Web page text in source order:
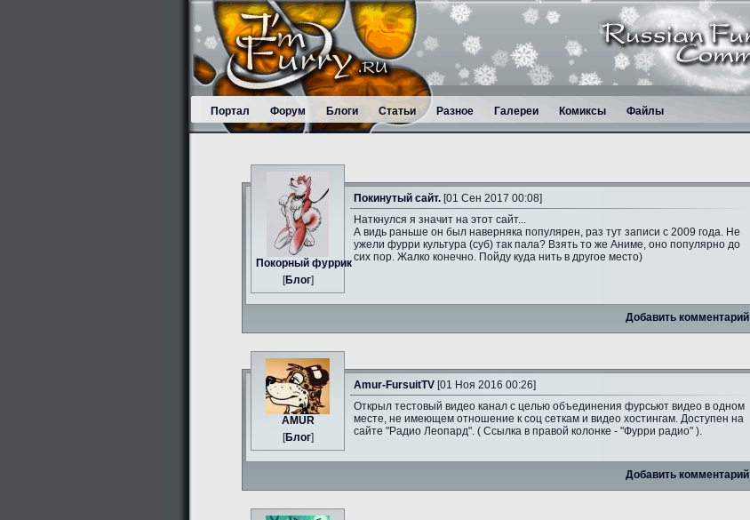
Портал Форум Блоги Статьи Разное Галереи Комиксы Файлы
Пoкорный фуррик
[Блог]
Покинутый сайт. [01 Сен 2017 00:08]
Наткнулся я значит на этот сайт...
А видь раньше он был наверняка популярен, раз тут записи с 2009 года. Не
ужели фурри культура (суб) так пала? Взять то же Аниме, оно популярно до
сих пор. Жалко конечно. Пойду куда нить в другое место)
Добавить комментарий
AMUR
[Блог]
Amur-FursuitTV [01 Ноя 2016 00:26]
Открыл тестовый видео канал с целью объединения фурсьют видео в одном
месте, не имеющем отношение к соц сеткам и видео хостингам. Доступен на
сайте "Радио Леопард". ( Ссылка в правой колонке - "Фурри радио" ).
Добавить комментарий